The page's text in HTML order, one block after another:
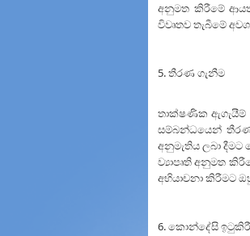
අනුමත කිරීමේ
විවෘතව තැබීමේ
5. තීරණ ගැනීම
තාක්ෂණික ඇගැයීම්
සම්බන්ධයෙන්
අනුමැතිය ලබා
ව්‍යාපෘති අනුමත
අභියාචනා කිරීමට
6. කොන්දේසි